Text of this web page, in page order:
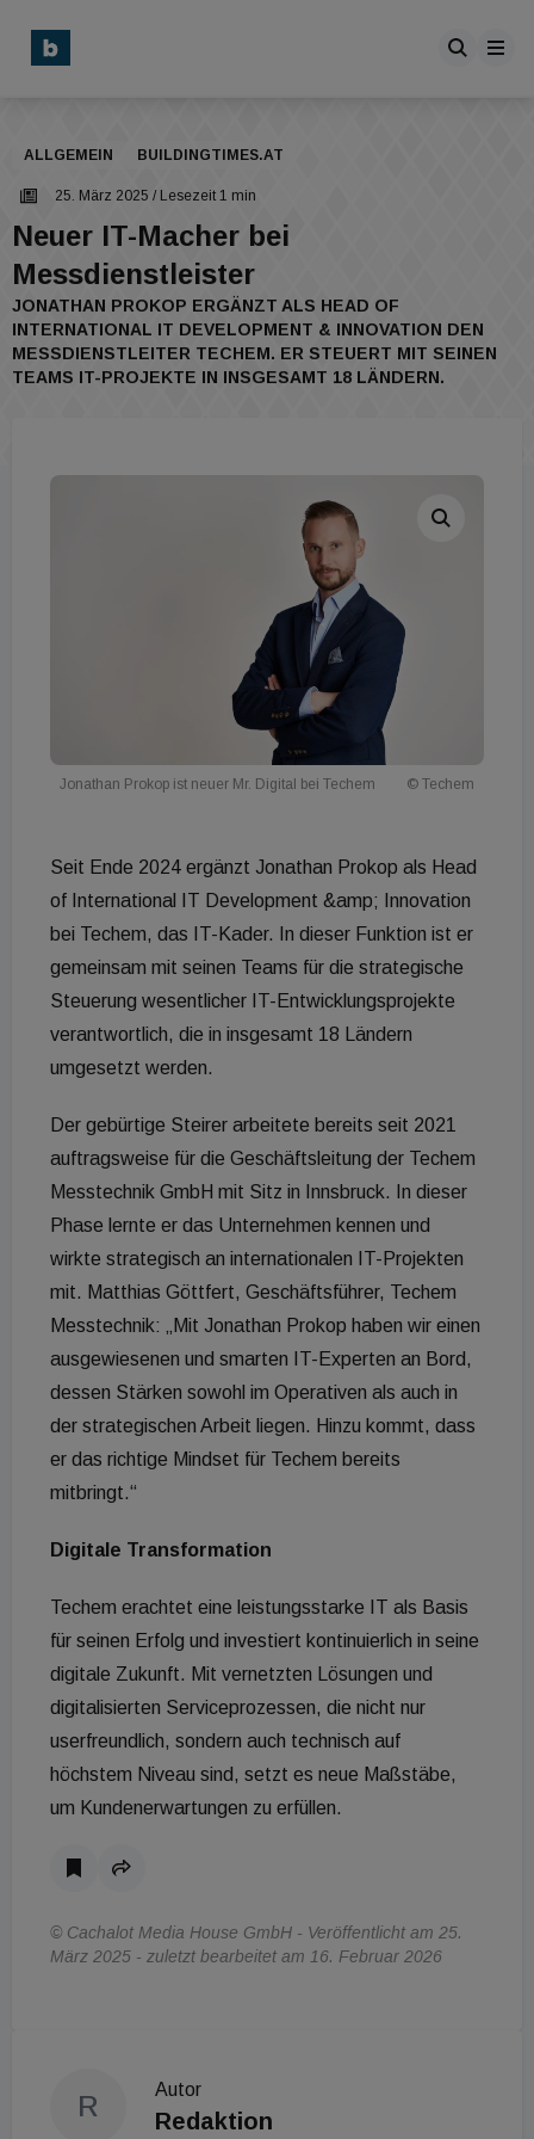
ALLGEMEIN BUILDINGTIMES.AT
25. März 2025 / Lesezeit 1 min
Neuer IT-Macher bei
Messdienstleister
JONATHAN PROKOP ERGÄNZT ALS HEAD OF
INTERNATIONAL IT DEVELOPMENT & INNOVATION DEN
MESSDIENSTLEITER TECHEM. ER STEUERT MIT SEINEN
TEAMS IT-PROJEKTE IN INSGESAMT 18 LÄNDERN.
Jonathan Prokop ist neuer Mr. Digital bei Techem © Techem
Seit Ende 2024 ergänzt Jonathan Prokop als Head
of International IT Development &amp; Innovation
bei Techem, das IT-Kader. In dieser Funktion ist er
gemeinsam mit seinen Teams für die strategische
Steuerung wesentlicher IT-Entwicklungsprojekte
verantwortlich, die in insgesamt 18 Ländern
umgesetzt werden.
Der gebürtige Steirer arbeitete bereits seit 2021
auftragsweise für die Geschäftsleitung der Techem
Messtechnik GmbH mit Sitz in Innsbruck. In dieser
Phase lernte er das Unternehmen kennen und
wirkte strategisch an internationalen IT-Projekten
mit. Matthias Göttfert, Geschäftsführer, Techem
Messtechnik: „Mit Jonathan Prokop haben wir einen
ausgewiesenen und smarten IT-Experten an Bord,
dessen Stärken sowohl im Operativen als auch in
der strategischen Arbeit liegen. Hinzu kommt, dass
er das richtige Mindset für Techem bereits
mitbringt.“
Digitale Transformation
Techem erachtet eine leistungsstarke IT als Basis
für seinen Erfolg und investiert kontinuierlich in seine
digitale Zukunft. Mit vernetzten Lösungen und
digitalisierten Serviceprozessen, die nicht nur
userfreundlich, sondern auch technisch auf
höchstem Niveau sind, setzt es neue Maßstäbe,
um Kundenerwartungen zu erfüllen.
© Cachalot Media House GmbH - Veröffentlicht am 25.
März 2025 - zuletzt bearbeitet am 16. Februar 2026
R
Autor
Redaktion